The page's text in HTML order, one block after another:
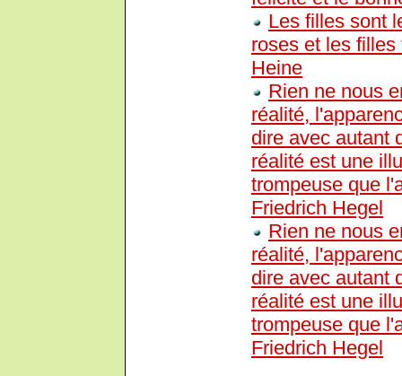
Les filles sont
roses et les
Heine
Rien ne nous
réalité,
dire avec autant
réalité est une
trompeuse que
Friedrich Hegel
Rien ne nous
réalité,
dire avec autant
réalité est une
trompeuse que
Friedrich Hegel